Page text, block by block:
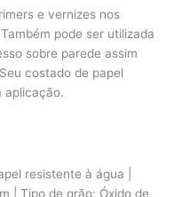
e vernizes nos
pode ser utilizada
sobre parede assim
costado de papel
aplicação.
resistente à água |
| Tipo de grão: Óxido de